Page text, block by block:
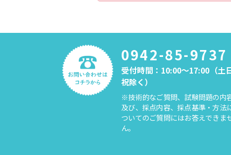
0942-85-9737
受付時間：10:00～17:00（土
祝除く）
※技術的なご質問、試験問題の内
及び、採点内容、採点基準・方法
ついてのご質問にはお答えできま
ん。